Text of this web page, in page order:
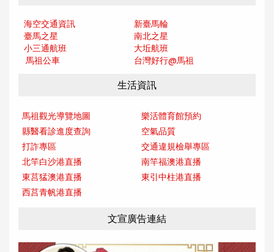
海空交通資訊
新臺馬輪
臺馬之星
南北之星
小三通航班
大坵航班
馬祖公車
台灣好行@馬祖
生活資訊
馬祖觀光導覽地圖
樂活體育館預約
縣醫看診進度查詢
空氣品質
打詐專區
交通違規檢舉專區
北竿白沙港直播
南竿福澳港直播
東莒猛澳港直播
東引中柱港直播
西莒青帆港直播
文宣廣告連結